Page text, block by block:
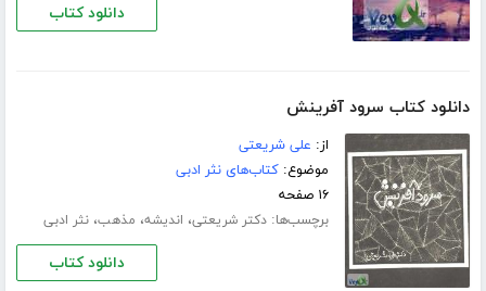
دانلود کتاب
دانلود کتاب سرود آفرینش
از: علی شریعتی
موضوع:کتاب‌های نثر ادبی
۱۶ صفحه
برچسب‌ها:دکتر شریعتی، اندیشه، مذهب،نثر ادبی
دانلود کتاب